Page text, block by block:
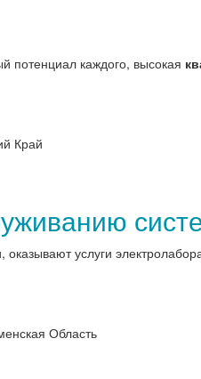
потенциал каждого, высокая
Край
услуги
Область